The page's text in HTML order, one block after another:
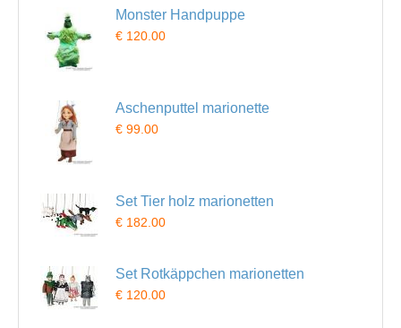
Monster Handpuppe
€ 120.00
Aschenputtel marionette
€ 99.00
Set Tier holz marionetten
€ 182.00
Set Rotkäppchen marionetten
€ 120.00